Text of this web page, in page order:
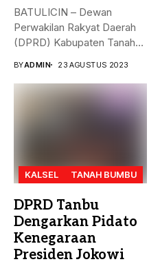
BATULICIN – Dewan
Perwakilan Rakyat Daerah
(DPRD) Kabupaten Tanah
BYADMIN 23 AGUSTUS 2023
KALSEL TANAH BUMBU
DPRD Tanbu
Dengarkan Pidato
Kenegaraan
Presiden Jokowi